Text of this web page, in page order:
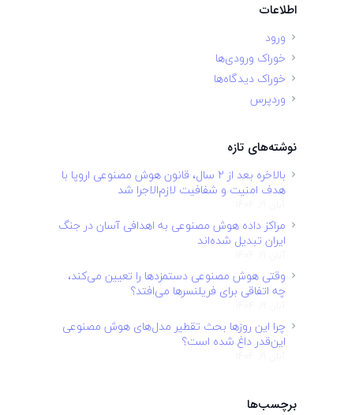
اطلاعات
ورود
خوراک ورودی‌ها
خوراک دیدگاه‌ها
وردپرس
نوشته‌های تازه
بالاخره بعد از ۲ سال، قانون هوش مصنوعی اروپا با
هدف امنیت و شفافیت لازم‌الاجرا شد
مراکز داده هوش مصنوعی به اهدافی آسان در جنگ
ایران تبدیل شده‌اند
وقتی هوش مصنوعی دستمزدها را تعیین می‌کند،
چه اتفاقی برای فریلنسرها می‌افتد؟
چرا این روزها بحث تقطیر مدل‌های هوش مصنوعی
این‌قدر داغ شده است؟
برچسب‌ها